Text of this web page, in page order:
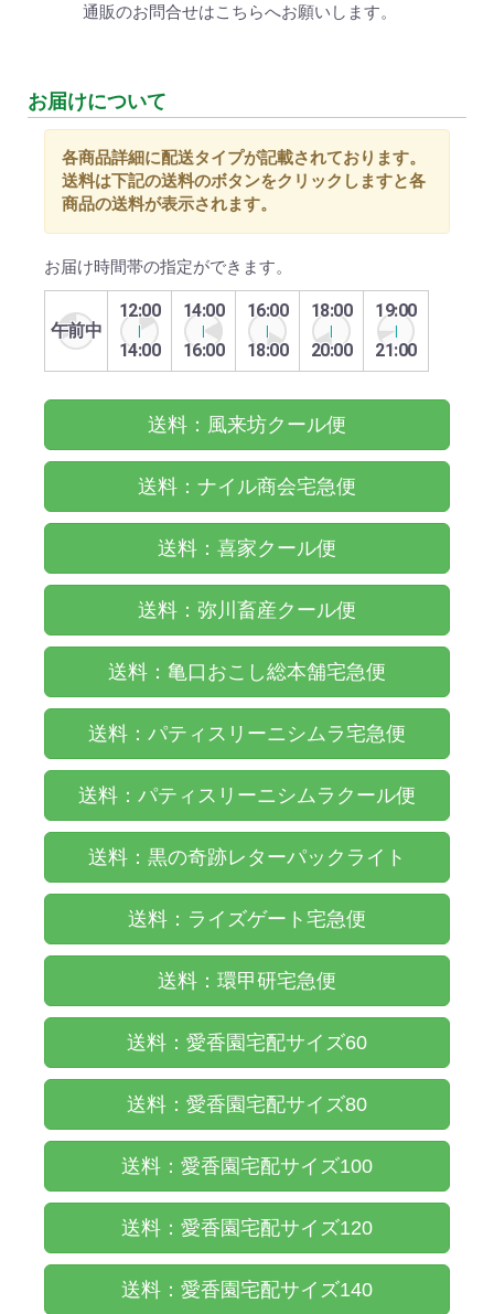
通販のお問合せはこちらへお願いします。
お届けについて
各商品詳細に配送タイプが記載されております。
送料は下記の送料のボタンをクリックしますと各
商品の送料が表示されます。
お届け時間帯の指定ができます。
午前中
12:00
14:00
14:00
16:00
16:00
18:00
18:00
20:00
19:00
21:00
送料：風来坊クール便
送料：ナイル商会宅急便
送料：喜家クール便
送料：弥川畜産クール便
送料：亀口おこし総本舗宅急便
送料：パティスリーニシムラ宅急便
送料：パティスリーニシムラクール便
送料：黒の奇跡レターパックライト
送料：ライズゲート宅急便
送料：環甲研宅急便
送料：愛香園宅配サイズ60
送料：愛香園宅配サイズ80
送料：愛香園宅配サイズ100
送料：愛香園宅配サイズ120
送料：愛香園宅配サイズ140